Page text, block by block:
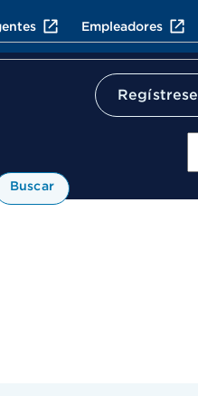
Empleadores
Regístrese
Buscar